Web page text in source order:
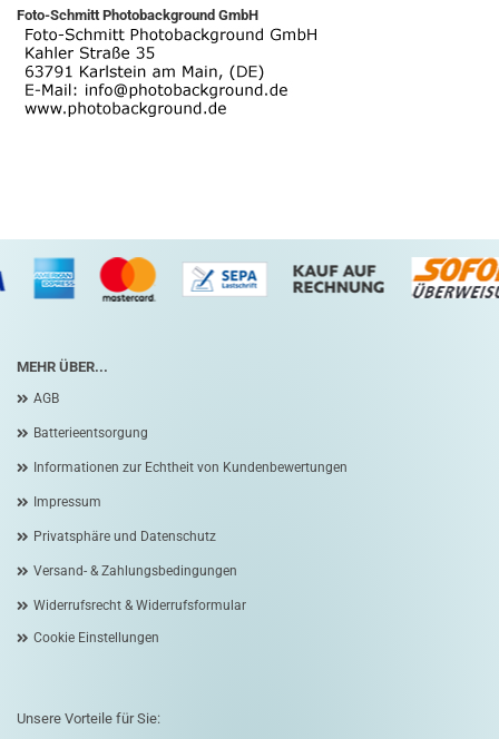
Foto-Schmitt Photobackground GmbH
MEHR ÜBER...
AGB
Batterieentsorgung
Informationen zur Echtheit von Kundenbewertungen
Impressum
Privatsphäre und Datenschutz
Versand- & Zahlungsbedingungen
Widerrufsrecht & Widerrufsformular
Cookie Einstellungen
Unsere Vorteile für Sie: